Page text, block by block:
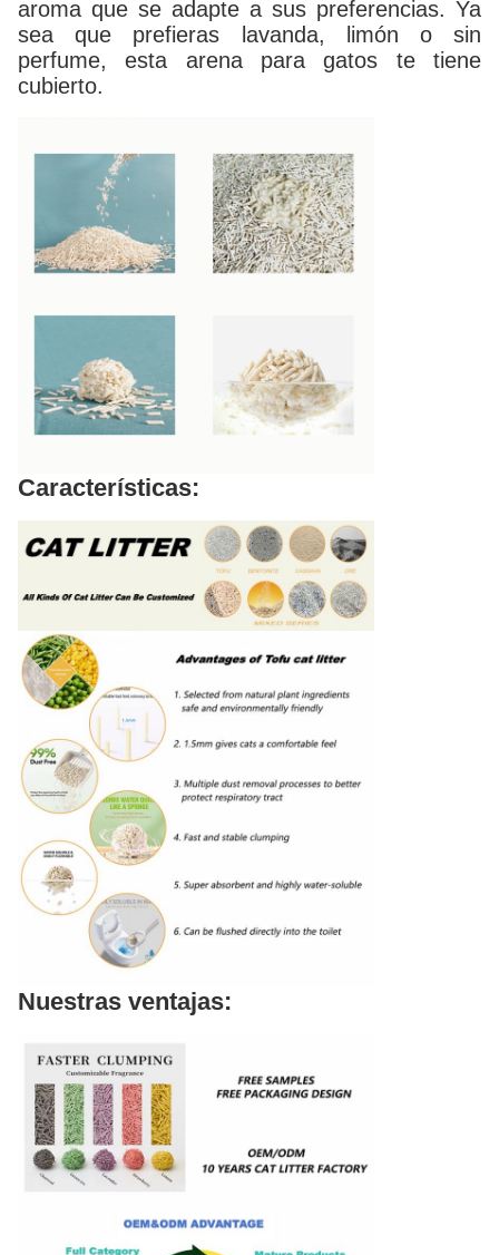
aroma que se adapte a sus preferencias. Ya
sea que prefieras lavanda, limón o sin
perfume, esta arena para gatos te tiene
cubierto.
Características:
Nuestras ventajas: